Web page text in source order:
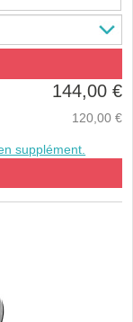
144,00 €
120,00 €
supplément.